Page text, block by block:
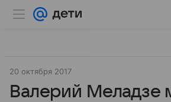
20 октября 2017
Валерий Меладзе